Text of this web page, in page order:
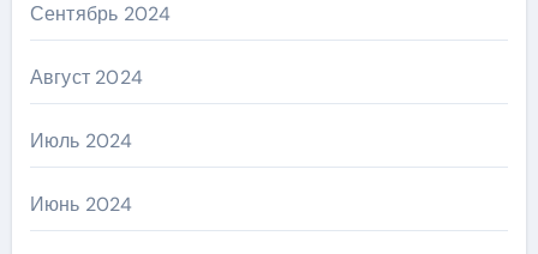
Сентябрь 2024
Август 2024
Июль 2024
Июнь 2024